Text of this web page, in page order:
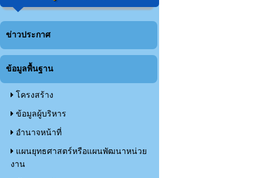
ข่าวประกาศ
ข้อมูลพื้นฐาน
โครงสร้าง
ข้อมูลผู้บริหาร
อำนาจหน้าที่
แผนยุทธศาสตร์หรือแผนพัฒนาหน่วย
งาน